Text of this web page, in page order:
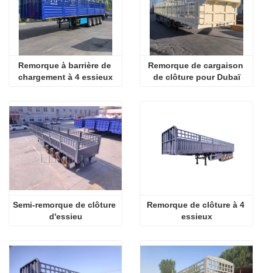
Remorque à barrière de
chargement à 4 essieux
Remorque de cargaison
de clôture pour Dubaï
Semi-remorque de clôture
d'essieu
Remorque de clôture à 4
essieux